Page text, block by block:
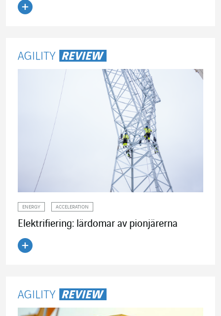
ENERGY ACCELERATION
Elektrifiering: lärdomar av pionjärerna